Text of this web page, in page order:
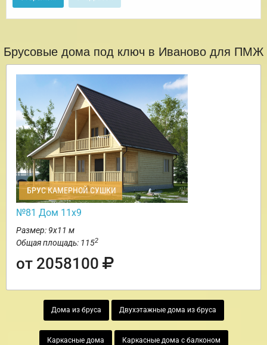
Брусовые дома под ключ в Иваново для ПМЖ
БРУС КАМЕРНОЙ СУШКИ
№81 Дом 11х9
Размер: 9х11 м
Общая площадь: 1152
от 2058100
Дома из бруса Двухэтажные дома из бруса
Каркасные дома Каркасные дома с балконом